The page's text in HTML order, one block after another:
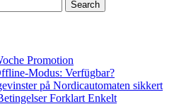
Promotion
Modus: Verfügbar?
på Nordicautomaten sikkert
Forklart Enkelt